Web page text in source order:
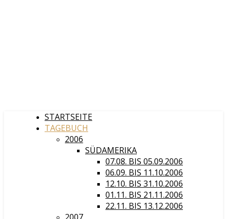
STARTSEITE
TAGEBUCH
2006
SÜDAMERIKA
07.08. BIS 05.09.2006
06.09. BIS 11.10.2006
12.10. BIS 31.10.2006
01.11. BIS 21.11.2006
22.11. BIS 13.12.2006